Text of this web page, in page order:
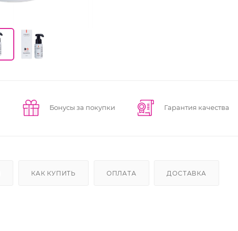
Бонусы за покупки Гарантия качества
КАК КУПИТЬ ОПЛАТА ДОСТАВКА